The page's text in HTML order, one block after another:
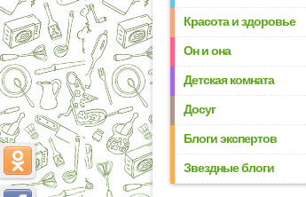
Красота и здоровье
Он и она
Детская комната
Досуг
Блоги экспертов
Звездные блоги